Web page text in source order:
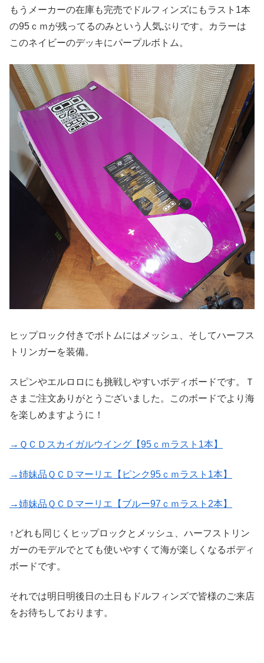
もうメーカーの在庫も完売でドルフィンズにもラスト1本
の95ｃｍが残ってるのみという人気ぶりです。カラーは
このネイビーのデッキにパープルボトム。
ヒップロック付きでボトムにはメッシュ、そしてハーフス
トリンガーを装備。
スピンやエルロロにも挑戦しやすいボディボードです。Ｔ
さまご注文ありがとうございました。このボードでより海
を楽しめますように！
→ＱＣＤスカイガルウイング【95ｃｍラスト1本】
→姉妹品ＱＣＤマーリエ【ピンク95ｃｍラスト1本】
→姉妹品ＱＣＤマーリエ【ブルー97ｃｍラスト2本】
↑どれも同じくヒップロックとメッシュ、ハーフストリン
ガーのモデルでとても使いやすくて海が楽しくなるボディ
ボードです。
それでは明日明後日の土日もドルフィンズで皆様のご来店
をお待ちしております。